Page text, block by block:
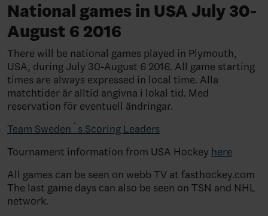
National games in USA July 30-
August 6 2016
There will be national games played in Plymouth,
USA, during July 30-August 6 2016. All game starting
times are always expressed in local time. Alla
matchtider är alltid angivna i lokal tid. Med
reservation för eventuell ändringar.
Team Sweden´s Scoring Leaders
Tournament information from USA Hockey here
All games can be seen on webb TV at fasthockey.com
The last game days can also be seen on TSN and NHL
network.